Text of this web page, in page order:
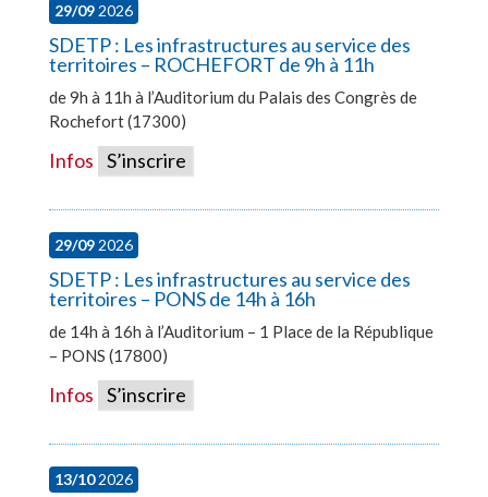
29/092026
SDETP : Les infrastructures au service des
territoires – ROCHEFORT de 9h à 11h
de 9h à 11h à l’Auditorium du Palais des Congrès de
Rochefort (17300)
Infos S’inscrire
29/092026
SDETP : Les infrastructures au service des
territoires – PONS de 14h à 16h
de 14h à 16h à l’Auditorium – 1 Place de la République
– PONS (17800)
Infos S’inscrire
13/102026